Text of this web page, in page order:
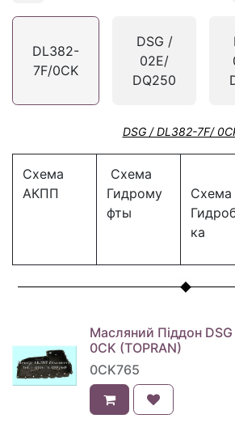
DL382-
7F/0CK
DSG /
02E/
DQ250
DSG / DL382-7F/
Схема
АКПП
Схема
Гидрому
фты
Схема
ка
Масляний Піддон
0CK (TOPRAN)
0CK765